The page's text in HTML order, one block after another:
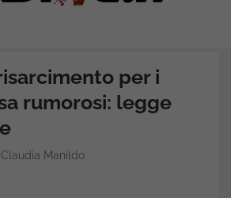
per i
rumorosi: legge
Claudia Manildo